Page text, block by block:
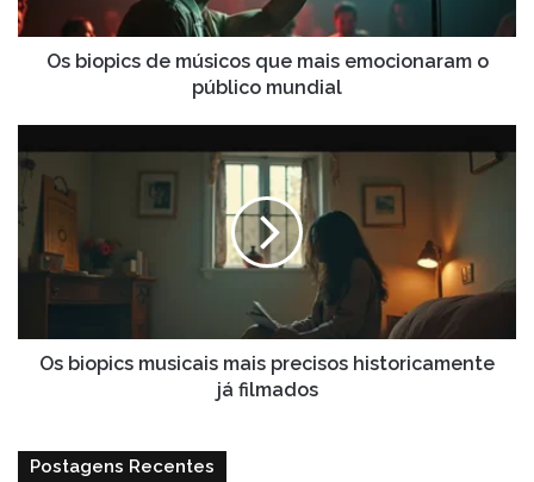
o
público
mundialOs biopics de músicos que mais emocionaram o
público mundial
biopics
musicais
mais
precisos
historicamente
Os biopics musicais mais precisos historicamente
já filmados
Postagens Recentes